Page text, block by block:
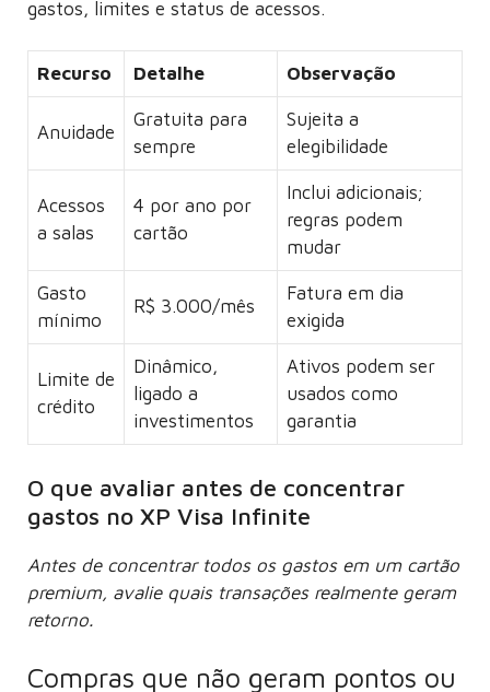
gastos, limites e status de acessos.
Recurso Detalhe Observação
Anuidade
Gratuita para
sempre
Sujeita a
elegibilidade
Acessos
a salas
4 por ano por
cartão
Inclui adicionais;
regras podem
mudar
Gasto
mínimo
R$ 3.000/mês
Fatura em dia
exigida
Limite de
crédito
Dinâmico,
ligado a
investimentos
Ativos podem ser
usados como
garantia
O que avaliar antes de concentrar
gastos no XP Visa Infinite
Antes de concentrar todos os gastos em um cartão
premium, avalie quais transações realmente geram
retorno.
Compras que não geram pontos ou